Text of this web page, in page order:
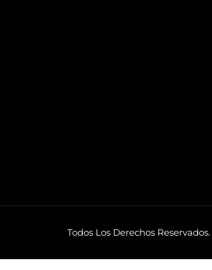
Todos Los Derechos Reservados.